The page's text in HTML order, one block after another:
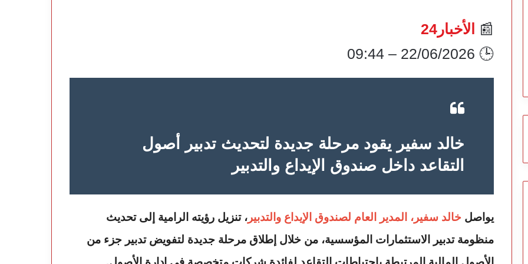
📰
الأخبار24
🕒 22/06/2026 – 09:44
خالد سفير يقود مرحلة جديدة لتحديث تدبير أصول
التقاعد داخل صندوق الإيداع والتدبير
يواصل خالد سفير، المدير العام لصندوق الإيداع والتدبير ، تنزيل رؤيته الرامية إلى تحديث
منظومة تدبير الاستثمارات المؤسسية، من خلال إطلاق مرحلة جديدة لتفويض تدبير جزء من